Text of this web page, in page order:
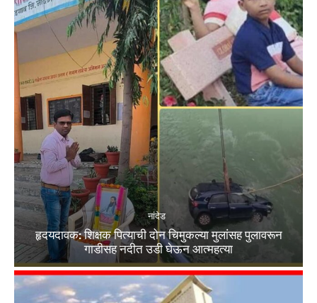
नांदेड
हृदयदावक: शिक्षक पित्याची दोन चिमुकल्या मुलांसह पुलावरून
गाडीसह नदीत उडी घेऊन आत्महत्या